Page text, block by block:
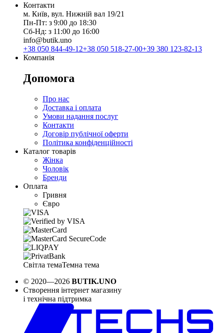
Контакти
м. Київ, вул. Нижній вал 19/21
Пн-Пт: з 9:00 до 18:30
Сб-Нд: з 11:00 до 16:00
info@butik.uno
+38 050 844-49-12+38 050 518-27-00+39 380 123-82-13
Компанія
Допомога
Про нас
Доставка і оплата
Умови надання послуг
Контакти
Договір публічної оферти
Політика конфіденційності
Каталог товарів
Жінка
Чоловік
Бренди
Оплата
Гривня
Євро
Світла темаТемна тема
© 2020—2026 BUTIK.UNO
Створення інтернет магазину
і технічна підтримка